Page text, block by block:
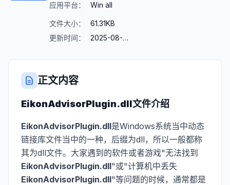
应用平台：
Win all
文件大小：
61.31KB
更新时间：
2025-08-23
正文内容
EikonAdvisorPlugin.dll文件介绍
EikonAdvisorPlugin.dll是Windows系统当中动态
链接库文件当中的一种，后缀为dll，所以一般都称
其为dll文件。大家遇到的软件或者游戏"无法找到
EikonAdvisorPlugin.dll"或"计算机中丢失
EikonAdvisorPlugin.dll"等问题的时候，通常都是